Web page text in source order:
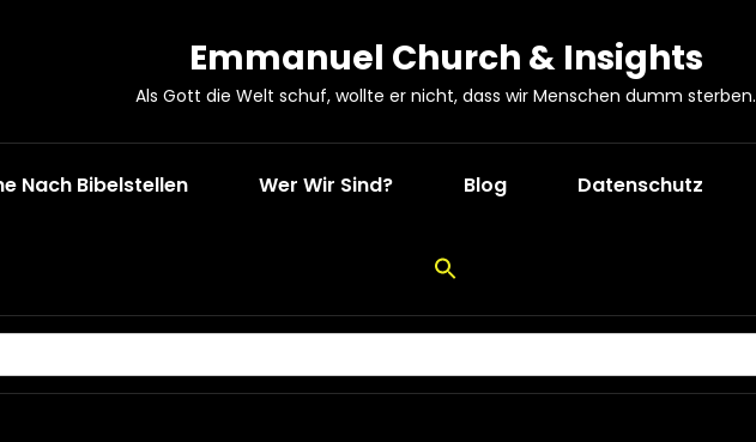
Emmanuel Church & Insights
Als Gott die Welt schuf, wollte er nicht, dass wir Menschen dumm sterben.
Nach Bibelstellen Wer Wir Sind? Blog Datenschutz